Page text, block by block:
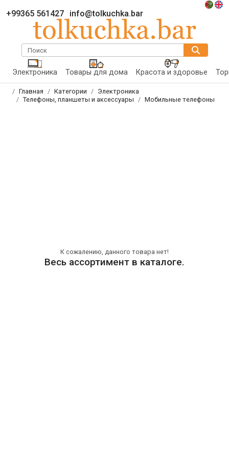
+99365 561427 info@tolkuchka.bar
Поиск
Электроника Товары для дома Красота и здоровье
Главная Категории
Электроника
Телефоны, планшеты и аксессуары
Мобильные телефоны
К сожалению, данного товара нет!
Весь ассортимент в каталоге.